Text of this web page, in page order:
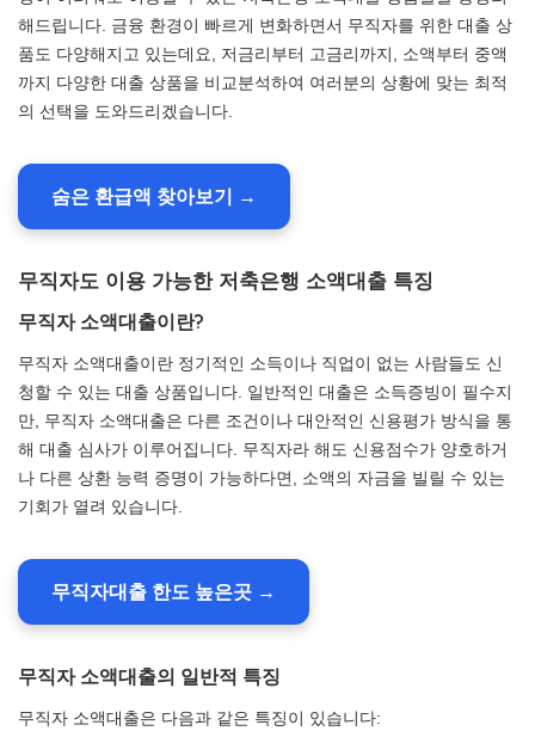
해드립니다. 금융 환경이 빠르게 변화하면서 무직자를 위한 대출 상
품도 다양해지고 있는데요, 저금리부터 고금리까지, 소액부터 중액
까지 다양한 대출 상품을 비교분석하여 여러분의 상황에 맞는 최적
의 선택을 도와드리겠습니다.
숨은 환급액 찾아보기 →
무직자도 이용 가능한 저축은행 소액대출 특징
무직자 소액대출이란?
무직자 소액대출이란 정기적인 소득이나 직업이 없는 사람들도 신
청할 수 있는 대출 상품입니다. 일반적인 대출은 소득증빙이 필수지
만, 무직자 소액대출은 다른 조건이나 대안적인 신용평가 방식을 통
해 대출 심사가 이루어집니다. 무직자라 해도 신용점수가 양호하거
나 다른 상환 능력 증명이 가능하다면, 소액의 자금을 빌릴 수 있는
기회가 열려 있습니다.
무직자대출 한도 높은곳 →
무직자 소액대출의 일반적 특징
무직자 소액대출은 다음과 같은 특징이 있습니다: